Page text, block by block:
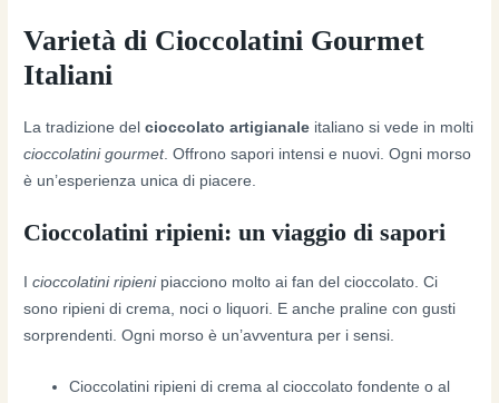
Varietà di Cioccolatini Gourmet
Italiani
La tradizione delcioccolato artigianale italiano si vede in molti
cioccolatini gourmet. Offrono sapori intensi e nuovi. Ogni morso
è un’esperienza unica di piacere.
Cioccolatini ripieni: un viaggio di sapori
Icioccolatini ripienipiacciono molto ai fan del cioccolato. Ci
sono ripieni di crema, noci o liquori. E anche praline con gusti
sorprendenti. Ogni morso è un’avventura per i sensi.
Cioccolatini ripieni di crema al cioccolato fondente o al